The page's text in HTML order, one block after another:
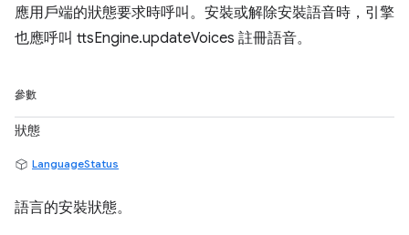
應用戶端的狀態要求時呼叫。安裝或解除安裝語音時，引擎
也應呼叫 ttsEngine.updateVoices 註冊語音。
參數
狀態
LanguageStatus
語言的安裝狀態。